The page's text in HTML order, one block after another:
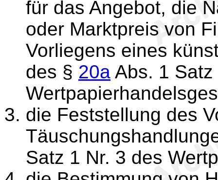
für das Angebot, die
oder Marktpreis von
Vorliegens eines
des § 20a Abs. 1
die Feststellung des
Satz 1 Nr. 3 des